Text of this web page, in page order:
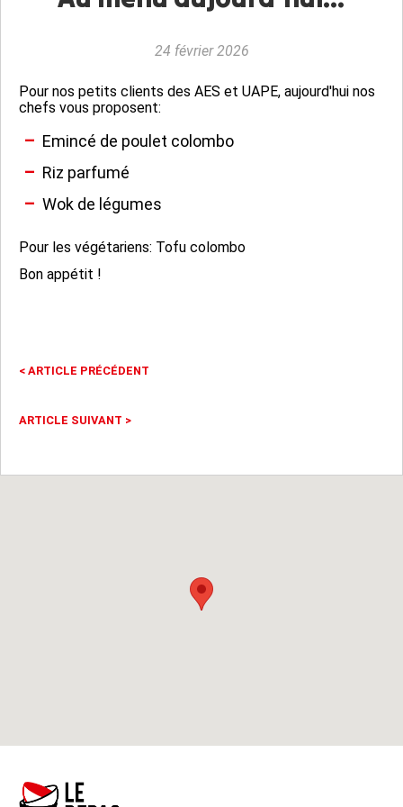
24 février 2026
Pour nos petits clients des AES et UAPE, aujourd'hui nos
chefs vous proposent:
Emincé de poulet colombo
Riz parfumé
Wok de légumes
Pour les végétariens: Tofu colombo
Bon appétit !
< ARTICLE PRÉCÉDENT
ARTICLE SUIVANT >